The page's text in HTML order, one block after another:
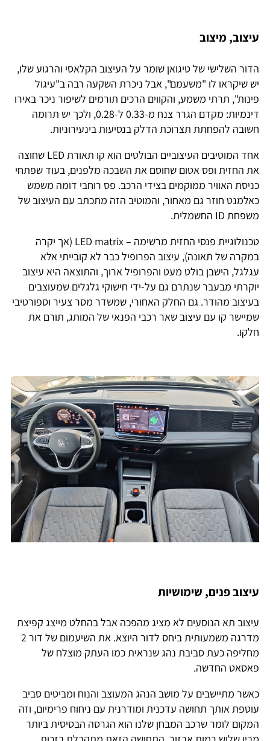
עיצוב, מיצוב
הדור השלישי של טיגואן שומר על העיצוב הקלאסי והרגוע שלו,
יש שיקראו לו "משעמם", אבל ניכרת השקעה רבה ב"עיגול
פינות", תרתי משמע, והקווים הרכים תורמים לשיפור ניכר באירו
דינמיות: מקדם הגרר צנח מ-0.33 ל-0.28, ולכך יש תרומה
חשובה להפחתת תצרוכת הדלק בנסיעות בינעירוניות.
אחד המוטיבים העיצוביים הבולטים הוא קו תאורת LED שחוצה
את החזית ופס אטום שחוסם את השבכה מלפנים, בעוד שפתחי
כניסת האוויר ממוקמים בצידי הרכב. פס רוחבי דומה משמש
כאלמנט חוזר גם מאחור, והמוטיב הזה מתכתב עם העיצוב של
משפחת ID החשמלית.
טכנולוגיית פנסי החזית מרשימה – LED matrix (אך יקרה
במקרה של תאונה), עיצוב הפרופיל כבר לא קובייתי אלא
עגלגל, הישבן בולט מעט והפרופיל ארוך, והתוצאה היא עיצוב
יוקרתי מבעבר שנתרם גם על-ידי חישוקי גלגלים שמעוצבים
בעיצוב מהודר. גם החלק האחורי, שמשדר מסר צעיר וספורטיבי
שמיישר קו עם עיצוב שאר רכבי הפנאי של המותג, תורם את
חלקו.
עיצוב פנים, שימושיות
עיצוב תא הנוסעים לא מציג מהפכה אבל בהחלט מייצג קפיצת
מדרגה משמעותית ביחס לדור היוצא. את השיעמום של דור 2
מחליפה כעת סביבת נהג שנראית כמו העתק מוצלח של
פאסאט החדשה.
כאשר מתיישבים על מושב הנהג המעוצב והנוח ומביטים סביב
עוטפת אותך תחושה עדכנית ומודרנית עם ניחוח פרימיום, וזה
המקום לומר שרכב המבחן שלנו הוא הגרסה הבסיסית ביותר